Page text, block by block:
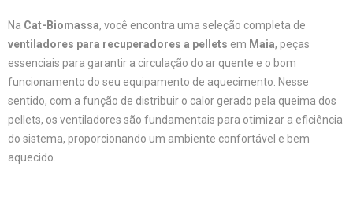
Na Cat-Biomassa, você encontra uma seleção completa de
ventiladores para recuperadores a pellets em Maia, peças
essenciais para garantir a circulação do ar quente e o bom
funcionamento do seu equipamento de aquecimento. Nesse
sentido, com a função de distribuir o calor gerado pela queima dos
pellets, os ventiladores são fundamentais para otimizar a eficiência
do sistema, proporcionando um ambiente confortável e bem
aquecido.